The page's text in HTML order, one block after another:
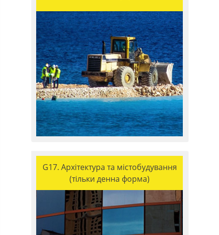
G17. Архітектура та містобудування
(тільки денна форма)